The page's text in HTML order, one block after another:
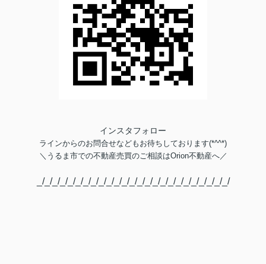
インスタフォロー
ラインからのお問合せなどもお待ちしております(*^^*)
＼ うるま市での不動産売買のご相談はOrion不動産へ／
_/_/_/_/_/_/_/_/_/_/_/_/_/_/_/_/_/_/_/_/_/_/_/_/_/